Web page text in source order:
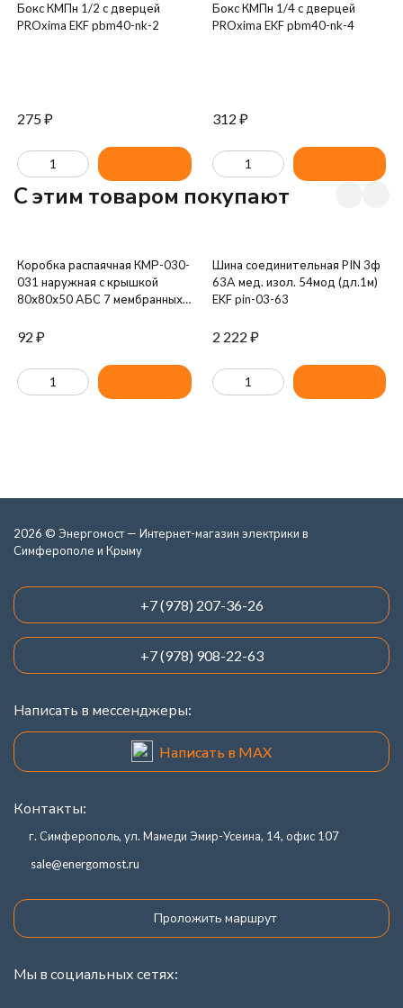
Бокс КМПн 1/2 с дверцей
PROxima EKF pbm40-nk-2
275₽
Бокс КМПн 1/4 с дверцей
PROxima EKF pbm40-nk-4
312 ₽
C этим товаром покупают
Коробка распаячная КМР-030-
031 наружная с крышкой
80х80х50 АБС 7 мембранных
031
92 ₽
Шина соединительная PIN 3ф
63А мед. изол. 54мод (дл.1м)
EKF pin-03-63
2 222 ₽
2026 © Энергомост — Интернет-магазин электрики в
Симферополе и Крыму
+7 (978) 207-36-26
+7 (978) 908-22-63
Написать в мессенджеры:
Написать в MAX
Контакты:
г. Симферополь, ул. Мамеди Эмир-Усеина, 14, офис 107
sale@energomost.ru
Проложить маршрут
Мы в социальных сетях: